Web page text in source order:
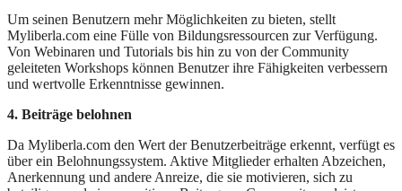
Um seinen Benutzern mehr Möglichkeiten zu bieten, stellt
Myliberla.com eine Fülle von Bildungsressourcen zur Verfügung.
Von Webinaren und Tutorials bis hin zu von der Community
geleiteten Workshops können Benutzer ihre Fähigkeiten verbessern
und wertvolle Erkenntnisse gewinnen.
4. Beiträge belohnen
Da Myliberla.com den Wert der Benutzerbeiträge erkennt, verfügt es
über ein Belohnungssystem. Aktive Mitglieder erhalten Abzeichen,
Anerkennung und andere Anreize, die sie motivieren, sich zu